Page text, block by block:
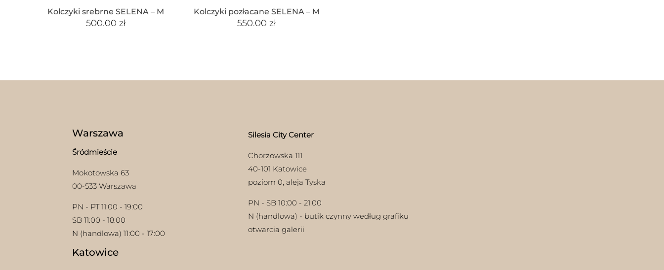
Kolczyki srebrne SELENA – M
500.00 zł
Kolczyki pozłacane SELENA – M
550.00 zł
Warszawa
Śródmieście
Mokotowska 63
00-533 Warszawa
PN - PT 11:00 - 19:00
SB 11:00 - 18:00
N (handlowa) 11:00 - 17:00
Katowice
Silesia City Center
Chorzowska 111
40-101 Katowice
poziom 0, aleja Tyska
PN - SB 10:00 - 21:00
N (handlowa) - butik czynny według grafiku
otwarcia galerii